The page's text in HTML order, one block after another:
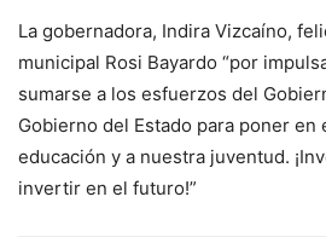
La gobernadora, Indira Vizcaíno,
municipal Rosi Bayardo “por
sumarse a los esfuerzos del
Gobierno del Estado para poner en
educación y a nuestra juventud.
invertir en el futuro!”